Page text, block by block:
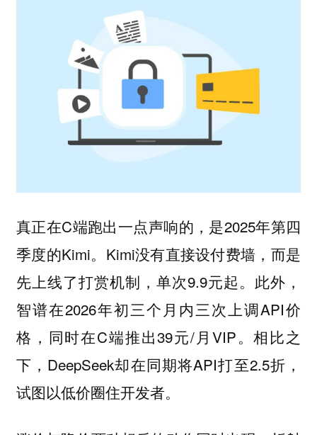
真正在C端跑出一点声响的，是2025年第四
季度的Kimi。Kimi没有直接设付费墙，而是
先上线了打赏机制，单次9.9元起。此外，
智谱在2026年初三个月内三次上调API价
格，同时在C端推出39元/月VIP。相比之
下，DeepSeek却在同期将API打至2.5折，
试图以低价圈住开发者。